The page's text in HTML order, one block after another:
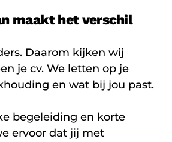
maakt het verschil
Daarom kijken wij
je cv. We letten op je
en wat bij jou past.
begeleiding en korte
ervoor dat jij met